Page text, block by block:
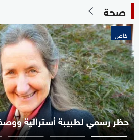
صحة
خاص
حظر رسمي لطبيبة أسترالية